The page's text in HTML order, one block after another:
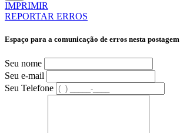
IMPRIMIR
REPORTAR ERROS
Espaço para a comunicação de erros nesta postagem
Seu nome
Seu e-mail
Seu Telefone